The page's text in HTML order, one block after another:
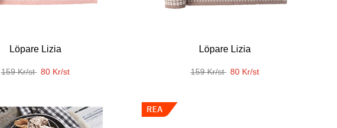
Löpare Lizia
159 Kr/st 80 Kr/st
Löpare Lizia
159 Kr/st 80 Kr/st